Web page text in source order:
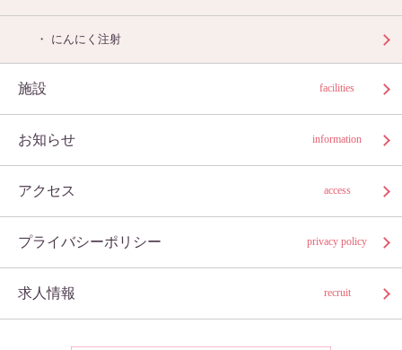
にんにく注射
施設 facilities
お知らせ information
アクセス access
プライバシーポリシー privacy policy
求人情報 recruit